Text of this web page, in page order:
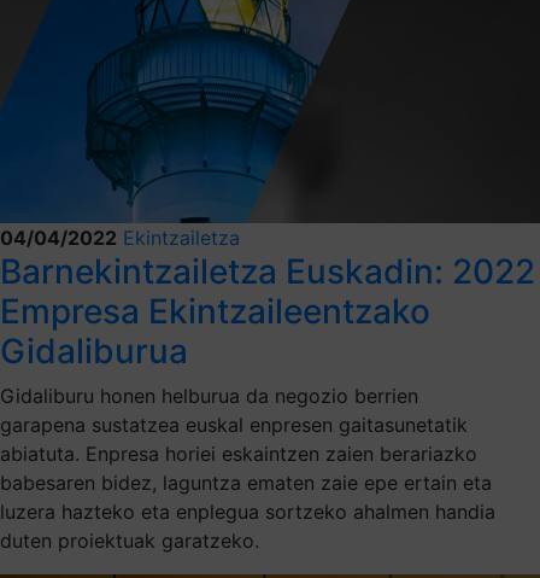
04/04/2022 Ekintzailetza
Barnekintzailetza Euskadin: 2022
Empresa Ekintzaileentzako
Gidaliburua
Gidaliburu honen helburua da negozio berrien
garapena sustatzea euskal enpresen gaitasunetatik
abiatuta. Enpresa horiei eskaintzen zaien berariazko
babesaren bidez, laguntza ematen zaie epe ertain eta
luzera hazteko eta enplegua sortzeko ahalmen handia
duten proiektuak garatzeko.